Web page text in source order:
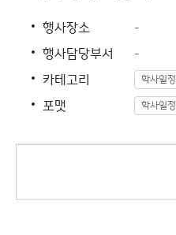
행사장소 -
행사담당부서 -
카테고리 학사일정
포맷 학사일정